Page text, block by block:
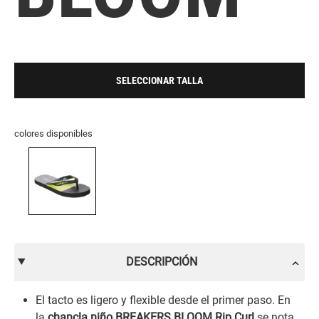
SELECCIONAR TALLA
colores disponibles
DESCRIPCIÓN
El tacto es ligero y flexible desde el primer paso. En